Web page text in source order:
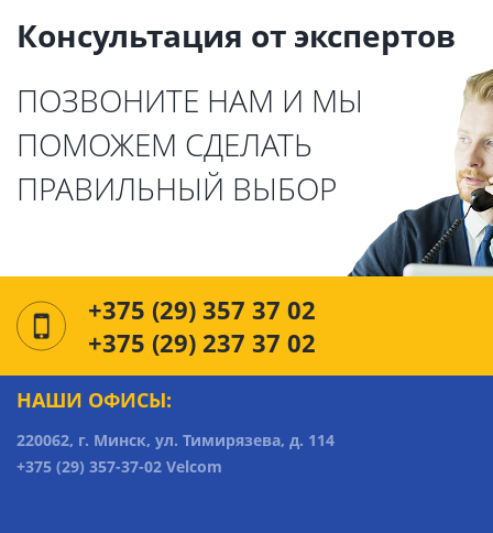
Консультация от экспертов
ПОЗВОНИТЕ НАМ И МЫ
ПОМОЖЕМ СДЕЛАТЬ
ПРАВИЛЬНЫЙ ВЫБОР
+375 (29) 357 37 02
+375 (29) 237 37 02
НАШИ ОФИСЫ:
220062, г. Минск, ул. Тимирязева, д. 114
+375 (29) 357-37-02 Velcom